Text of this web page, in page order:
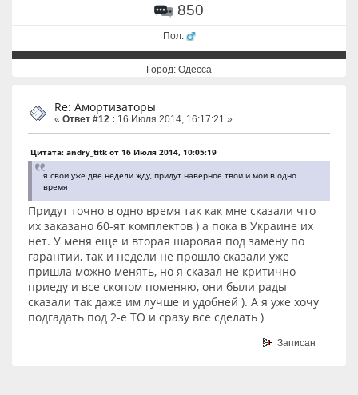
850
Пол:
Город: Одесса
Re: Амортизаторы
« Ответ #12 : 16 Июля 2014, 16:17:21 »
Цитата: andry_titk от 16 Июля 2014, 10:05:19
я свои уже две недели жду, придут наверное твои и мои в одно
время
Придут точно в одно время так как мне сказали что
их заказано 60-ят комплектов ) а пока в Украине их
нет. У меня еще и вторая шаровая под замену по
гарантии, так и недели не прошло сказали уже
пришла можно менять, но я сказал не критично
приеду и все скопом поменяю, они были рады
сказали так даже им лучше и удобней ). А я уже хочу
подгадать под 2-е ТО и сразу все сделать )
Записан